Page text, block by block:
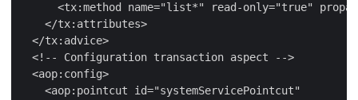
<tx:method name="list*" read-only="true"
    </tx:attributes>
  </tx:advice>
  <!-- Configuration transaction aspect -->
  <aop:config>
    <aop:pointcut id="systemServicePointcut"